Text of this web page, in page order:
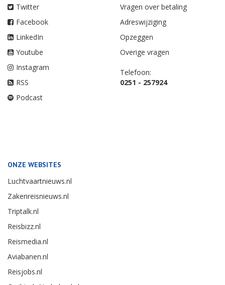
Twitter
Facebook
LinkedIn
Youtube
Instagram
RSS
Podcast
Vragen over betaling
Adreswijziging
Opzeggen
Overige vragen
Telefoon:
0251 - 257924
ONZE WEBSITES
Luchtvaartnieuws.nl
Zakenreisnieuws.nl
Triptalk.nl
Reisbizz.nl
Reismedia.nl
Aviabanen.nl
Reisjobs.nl